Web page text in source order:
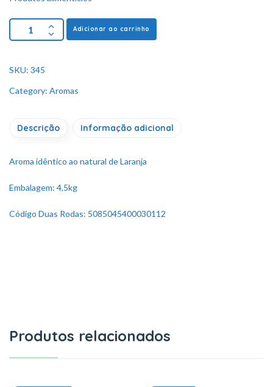
Adicionar ao carrinho
SKU: 345
Category: Aromas
Descrição Informação adicional
Aroma idêntico ao natural de Laranja
Embalagem: 4,5kg
Código Duas Rodas: 5085045400030112
Produtos relacionados